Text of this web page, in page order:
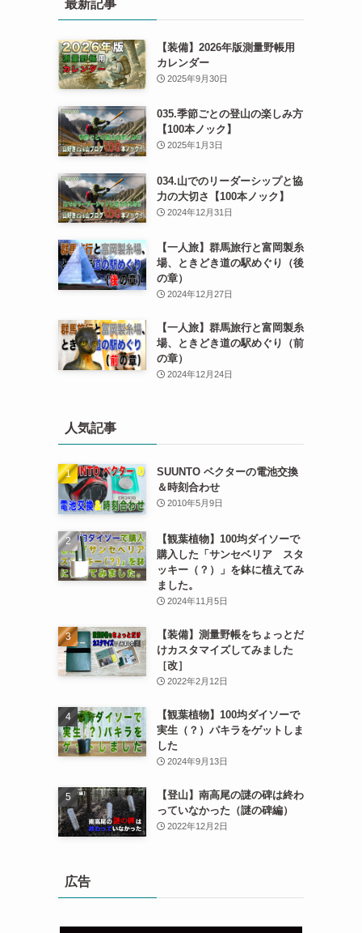
最新記事
【装備】2026年版測量野帳用
カレンダー
2025年9月30日
035.季節ごとの登山の楽しみ方
【100本ノック】
2025年1月3日
034.山でのリーダーシップと協
力の大切さ【100本ノック】
2024年12月31日
【一人旅】群馬旅行と富岡製糸
場、ときどき道の駅めぐり（後
の章）
2024年12月27日
【一人旅】群馬旅行と富岡製糸
場、ときどき道の駅めぐり（前
の章）
2024年12月24日
人気記事
SUUNTO ベクターの電池交換
＆時刻合わせ
2010年5月9日
【観葉植物】100均ダイソーで
購入した「サンセベリア スタ
ッキー（？）」を鉢に植えてみ
ました。
2024年11月5日
【装備】測量野帳をちょっとだ
けカスタマイズしてみました
［改］
2022年2月12日
【観葉植物】100均ダイソーで
実生（？）パキラをゲットしま
した
2024年9月13日
【登山】南高尾の謎の碑は終わ
っていなかった（謎の碑編）
2022年12月2日
広告